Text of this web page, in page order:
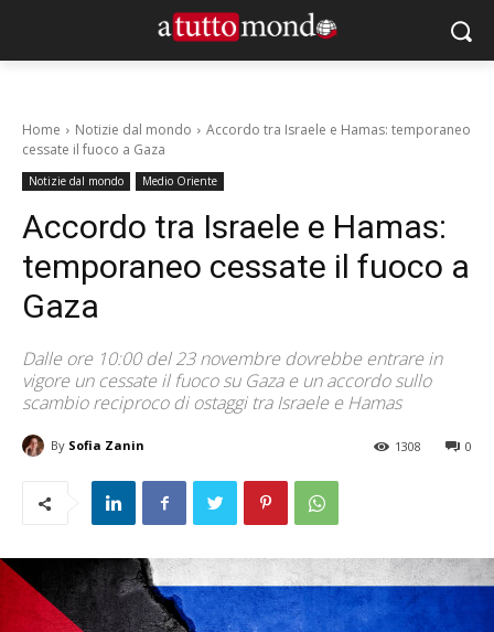
Home Notizie dal mondo
Accordo tra Israele e Hamas: temporaneo
cessate il fuoco a Gaza
Notizie dal mondo Medio Oriente
Accordo tra Israele e Hamas:
temporaneo cessate il fuoco a
Gaza
Dalle ore 10:00 del 23 novembre dovrebbe entrare in
vigore un cessate il fuoco su Gaza e un accordo sullo
scambio reciproco di ostaggi tra Israele e Hamas
By Sofia Zanin 0
1308